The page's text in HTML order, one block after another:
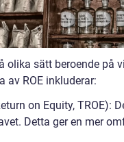
sätt beroende på
av ROE inkluderar:
on Equity, TROE):
Detta ger en mer